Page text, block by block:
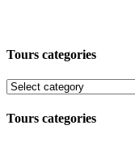
Tours categories
Tours categories